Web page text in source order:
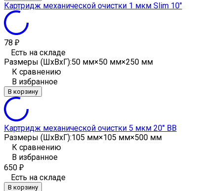
Картридж механической очистки 1 мкм Slim 10"
78 ₽
Есть на складе
Размеры (ШxВxГ):50 мм×50 мм×250 мм
К сравнению
В избранное
В корзину
Картридж механической очистки 5 мкм 20" ВВ
Размеры (ШxВxГ):105 мм×105 мм×500 мм
К сравнению
В избранное
650 ₽
Есть на складе
В корзину